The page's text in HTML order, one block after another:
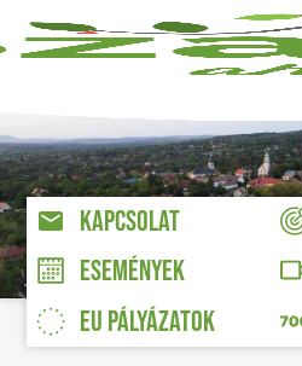
KAPCSOLAT
ESEMÉNYEK
EU PÁLYÁZATOK